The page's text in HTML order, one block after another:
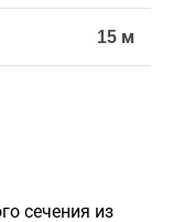
15 м
сечения из